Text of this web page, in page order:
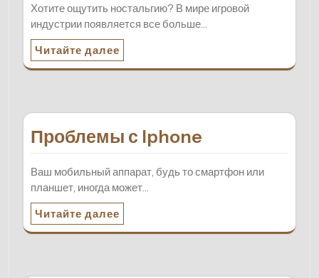
Хотите ощутить ностальгию? В мире игровой
индустрии появляется все больше…
Читайте далее
Проблемы с Iphone
Ваш мобильный аппарат, будь то смартфон или
планшет, иногда может…
Читайте далее